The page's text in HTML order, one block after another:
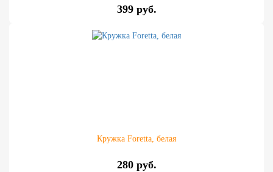
399 руб.
Кружка Foretta, белая
280 руб.